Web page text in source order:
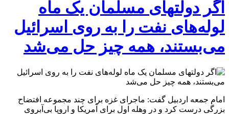
اگر دولت‎های مسلمان یک ماه
لوله‌های نفت را به روی اسرائیل
می‌بستند، همه چیز حل می‌شد
امام جمعه اردبیل گفت: ماجرای غزه برای چند مجموعه افتضاح
بزرگی درست کرد و در وهله اول برای آمریکا و اروپا بی‌آبروی